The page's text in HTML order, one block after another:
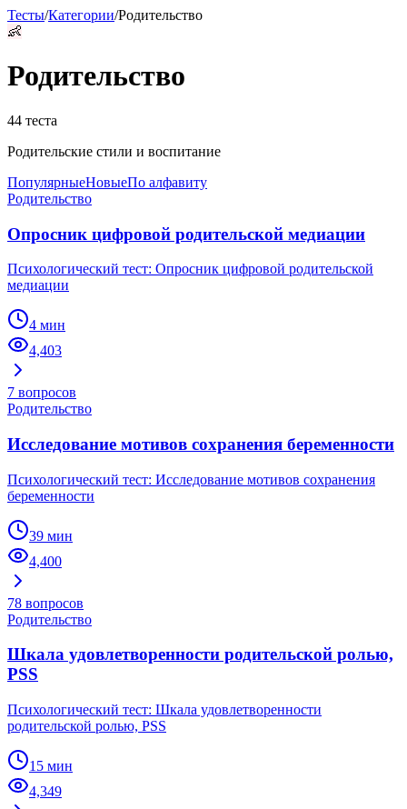
Тесты/Категории/Родительство
👶
Родительство
44 теста
Родительские стили и воспитание
ПопулярныеНовыеПо алфавиту
Родительство
Опросник цифровой родительской медиации
Психологический тест: Опросник цифровой родительской
медиации
4 мин
4,403
7 вопросов
Родительство
Исследование мотивов сохранения беременности
Психологический тест: Исследование мотивов сохранения
беременности
39 мин
4,400
78 вопросов
Родительство
Шкала удовлетворенности родительской ролью,
PSS
Психологический тест: Шкала удовлетворенности
родительской ролью, PSS
15 мин
4,349